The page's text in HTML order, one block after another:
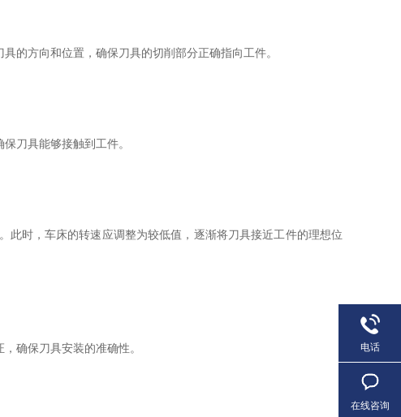
方向和位置，确保刀具的切削部分正确指向工件。
刀具能够接触到工件。
时，车床的转速应调整为较低值，逐渐将刀具接近工件的理想位
确保刀具安装的准确性。 电话
在线咨询